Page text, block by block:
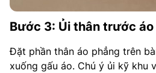
Bước 3: Ủi thân trước áo
Đặt phần thân áo phẳng trên
xuống gấu áo. Chú ý ủi kỹ khu